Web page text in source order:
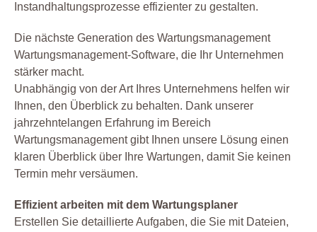
Instandhaltungsprozesse effizienter zu gestalten.
Die nächste Generation des Wartungsmanagement
Wartungsmanagement-Software, die Ihr Unternehmen
stärker macht.
Unabhängig von der Art Ihres Unternehmens helfen wir
Ihnen, den Überblick zu behalten. Dank unserer
jahrzehntelangen Erfahrung im Bereich
Wartungsmanagement gibt Ihnen unsere Lösung einen
klaren Überblick über Ihre Wartungen, damit Sie keinen
Termin mehr versäumen.
Effizient arbeiten mit dem Wartungsplaner
Erstellen Sie detaillierte Aufgaben, die Sie mit Dateien,